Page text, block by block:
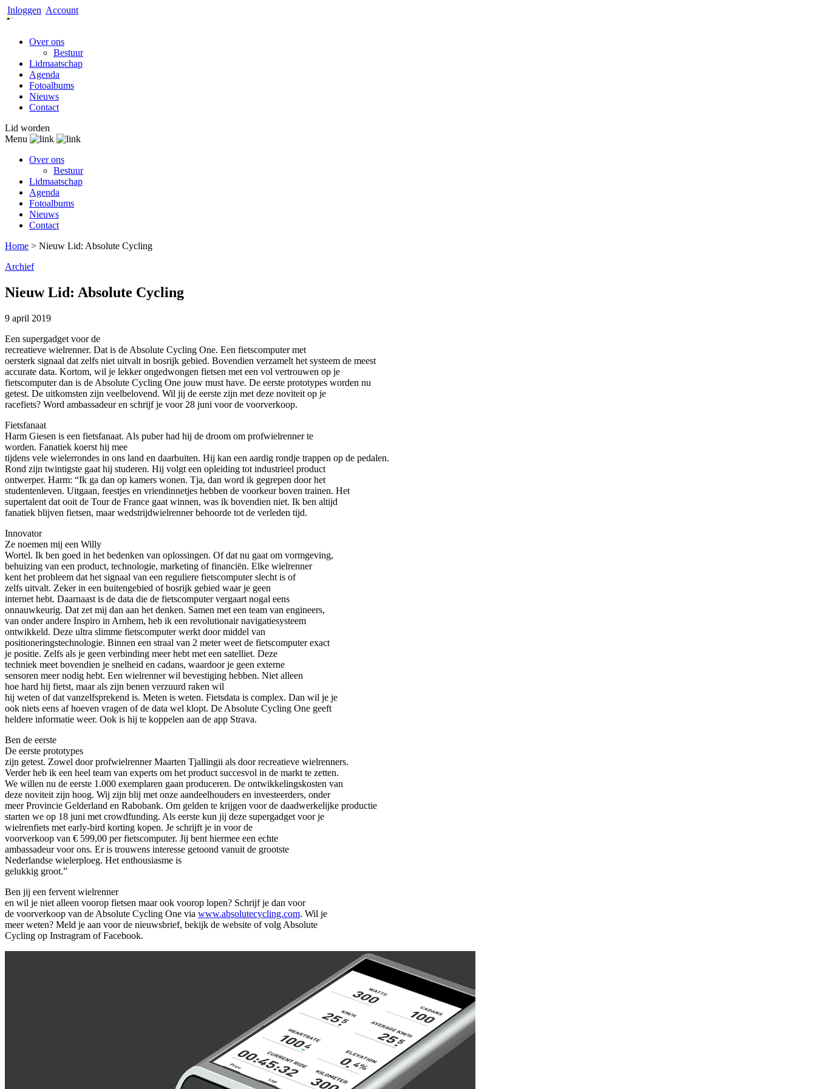
Inloggen Account
Over ons
Bestuur
Lidmaatschap
Agenda
Fotoalbums
Nieuws
Contact
Lid worden
Menu
Over ons
Bestuur
Lidmaatschap
Agenda
Fotoalbums
Nieuws
Contact
Home > Nieuw Lid: Absolute Cycling
Archief
Nieuw Lid: Absolute Cycling
9 april 2019
Een supergadget voor de
recreatieve wielrenner. Dat is de Absolute Cycling One. Een fietscomputer met
oersterk signaal dat zelfs niet uitvalt in bosrijk gebied. Bovendien verzamelt het systeem de meest
accurate data. Kortom, wil je lekker ongedwongen fietsen met een vol vertrouwen op je
fietscomputer dan is de Absolute Cycling One jouw must have. De eerste prototypes worden nu
getest. De uitkomsten zijn veelbelovend. Wil jij de eerste zijn met deze noviteit op je
racefiets? Word ambassadeur en schrijf je voor 28 juni voor de voorverkoop.
Fietsfanaat
Harm Giesen is een fietsfanaat. Als puber had hij de droom om profwielrenner te
worden. Fanatiek koerst hij mee
tijdens vele wielerrondes in ons land en daarbuiten. Hij kan een aardig rondje trappen op de pedalen.
Rond zijn twintigste gaat hij studeren. Hij volgt een opleiding tot industrieel product
ontwerper. Harm: “Ik ga dan op kamers wonen. Tja, dan word ik gegrepen door het
studentenleven. Uitgaan, feestjes en vriendinnetjes hebben de voorkeur boven trainen. Het
supertalent dat ooit de Tour de France gaat winnen, was ik bovendien niet. Ik ben altijd
fanatiek blijven fietsen, maar wedstrijdwielrenner behoorde tot de verleden tijd.
Innovator
Ze noemen mij een Willy
Wortel. Ik ben goed in het bedenken van oplossingen. Of dat nu gaat om vormgeving,
behuizing van een product, technologie, marketing of financiën. Elke wielrenner
kent het probleem dat het signaal van een reguliere fietscomputer slecht is of
zelfs uitvalt. Zeker in een buitengebied of bosrijk gebied waar je geen
internet hebt. Daarnaast is de data die de fietscomputer vergaart nogal eens
onnauwkeurig. Dat zet mij dan aan het denken. Samen met een team van engineers,
van onder andere Inspiro in Arnhem, heb ik een revolutionair navigatiesysteem
ontwikkeld. Deze ultra slimme fietscomputer werkt door middel van
positioneringstechnologie. Binnen een straal van 2 meter weet de fietscomputer exact
je positie. Zelfs als je geen verbinding meer hebt met een satelliet. Deze
techniek meet bovendien je snelheid en cadans, waardoor je geen externe
sensoren meer nodig hebt. Een wielrenner wil bevestiging hebben. Niet alleen
hoe hard hij fietst, maar als zijn benen verzuurd raken wil
hij weten of dat vanzelfsprekend is. Meten is weten. Fietsdata is complex. Dan wil je je
ook niets eens af hoeven vragen of de data wel klopt. De Absolute Cycling One geeft
heldere informatie weer. Ook is hij te koppelen aan de app Strava.
Ben de eerste
De eerste prototypes
zijn getest. Zowel door profwielrenner Maarten Tjallingii als door recreatieve wielrenners.
Verder heb ik een heel team van experts om het product succesvol in de markt te zetten.
We willen nu de eerste 1.000 exemplaren gaan produceren. De ontwikkelingskosten van
deze noviteit zijn hoog. Wij zijn blij met onze aandeelhouders en investeerders, onder
meer Provincie Gelderland en Rabobank. Om gelden te krijgen voor de daadwerkelijke productie
starten we op 18 juni met crowdfunding. Als eerste kun jij deze supergadget voor je
wielrenfiets met early-bird korting kopen. Je schrijft je in voor de
voorverkoop van € 599,00 per fietscomputer. Jij bent hiermee een echte
ambassadeur voor ons. Er is trouwens interesse getoond vanuit de grootste
Nederlandse wielerploeg. Het enthousiasme is
gelukkig groot.”
Ben jij een fervent wielrenner
en wil je niet alleen voorop fietsen maar ook voorop lopen? Schrijf je dan voor
de voorverkoop van de Absolute Cycling One via www.absolutecycling.com. Wil je
meer weten? Meld je aan voor de nieuwsbrief, bekijk de website of volg Absolute
Cycling op Instragram of Facebook.